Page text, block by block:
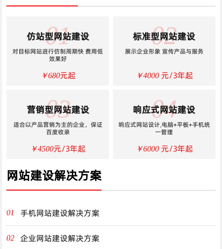
01
仿站型网站建设
对目标网站进行仿制周期快 费用低
效果好
￥680元起
02
标准型网站建设
展示企业形象 宣传产品与服务
￥4000元/3年起
03
营销型网站建设
适合以产品营销为主的企业，保证
百度收录
￥4500元/3年起
04
响应式网站建设
响应式网站设计,电脑+平板+手机统
一管理
￥6000元/3年起
网站建设解决方案
01 手机网站建设解决方案
02 企业网站建设解决方案